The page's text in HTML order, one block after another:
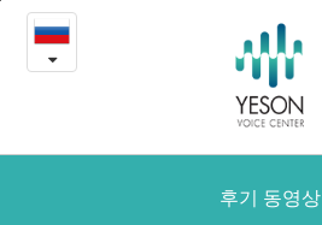
[Корея]
Операция
феминизации
후기 동영상